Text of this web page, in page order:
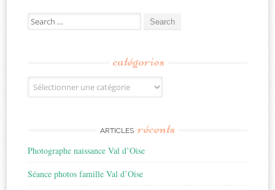
Search
for:
catégories
Catégories
ARTICLES récents
Photographe naissance Val d’Oise
Séance photos famille Val d’Oise